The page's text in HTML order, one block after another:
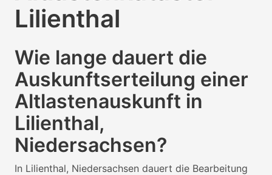
Lilienthal
Wie lange dauert die
Auskunftserteilung einer
Altlastenauskunft in
Lilienthal,
Niedersachsen?
In Lilienthal, Niedersachsen dauert die Bearbeitung